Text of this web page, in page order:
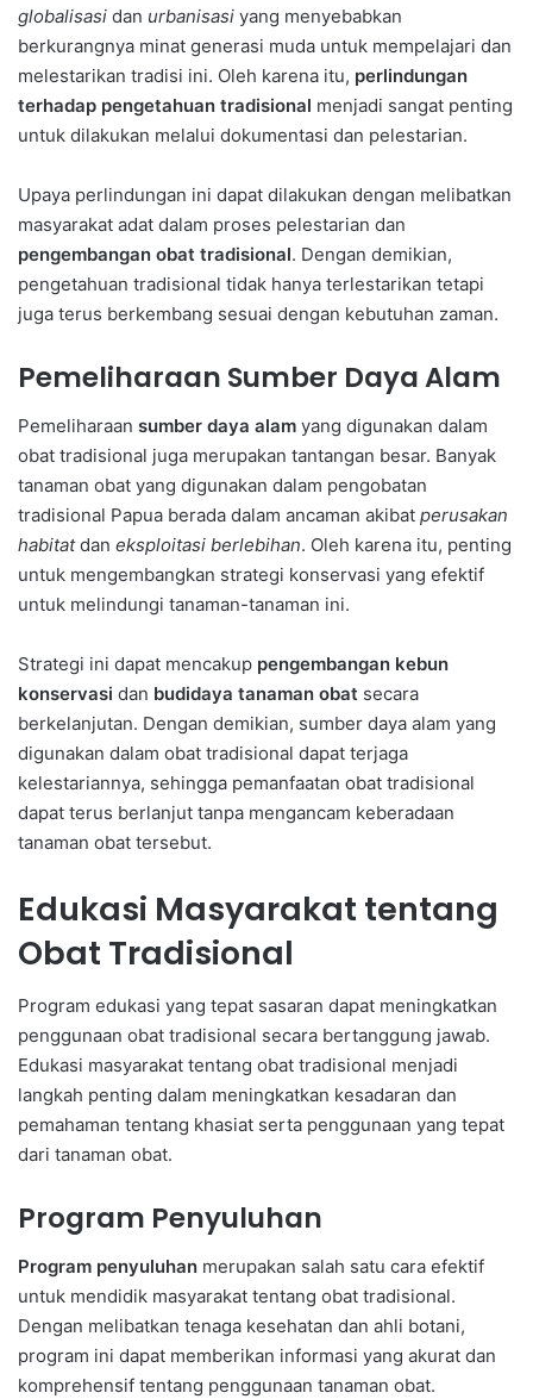
globalisasi dan urbanisasi yang menyebabkan
berkurangnya minat generasi muda untuk mempelajari dan
melestarikan tradisi ini. Oleh karena itu, perlindungan
terhadap pengetahuan tradisional menjadi sangat penting
untuk dilakukan melalui dokumentasi dan pelestarian.
Upaya perlindungan ini dapat dilakukan dengan melibatkan
masyarakat adat dalam proses pelestarian dan
pengembangan obat tradisional. Dengan demikian,
pengetahuan tradisional tidak hanya terlestarikan tetapi
juga terus berkembang sesuai dengan kebutuhan zaman.
Pemeliharaan Sumber Daya Alam
Pemeliharaan sumber daya alam yang digunakan dalam
obat tradisional juga merupakan tantangan besar. Banyak
tanaman obat yang digunakan dalam pengobatan
tradisional Papua berada dalam ancaman akibat perusakan
habitatdan eksploitasi berlebihan. Oleh karena itu, penting
untuk mengembangkan strategi konservasi yang efektif
untuk melindungi tanaman-tanaman ini.
Strategi ini dapat mencakup pengembangan kebun
konservasi dan budidaya tanaman obat secara
berkelanjutan. Dengan demikian, sumber daya alam yang
digunakan dalam obat tradisional dapat terjaga
kelestariannya, sehingga pemanfaatan obat tradisional
dapat terus berlanjut tanpa mengancam keberadaan
tanaman obat tersebut.
Edukasi Masyarakat tentang
Obat Tradisional
Program edukasi yang tepat sasaran dapat meningkatkan
penggunaan obat tradisional secara bertanggung jawab.
Edukasi masyarakat tentang obat tradisional menjadi
langkah penting dalam meningkatkan kesadaran dan
pemahaman tentang khasiat serta penggunaan yang tepat
dari tanaman obat.
Program Penyuluhan
Program penyuluhan merupakan salah satu cara efektif
untuk mendidik masyarakat tentang obat tradisional.
Dengan melibatkan tenaga kesehatan dan ahli botani,
program ini dapat memberikan informasi yang akurat dan
komprehensif tentang penggunaan tanaman obat.